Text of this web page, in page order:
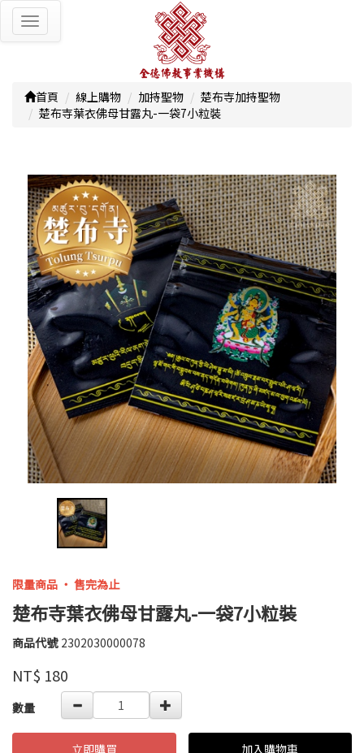
Toggle
navigation
首頁 線上購物 加持聖物
楚布寺加持聖物
楚布寺葉衣佛母甘露丸-一袋7小粒裝
限量商品 ‧ 售完為止
楚布寺葉衣佛母甘露丸-一袋7小粒裝
商品代號 2302030000078
2302030000078
品牌
高
婉
瑜
NT$ 180
GOODS000000000000003770721
數量
立即購買 加入購物車